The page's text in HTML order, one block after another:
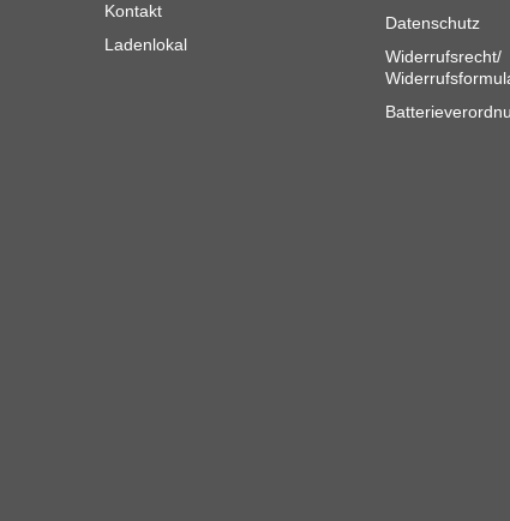
Kontakt
Ladenlokal
Datenschutz
Widerrufsrecht/